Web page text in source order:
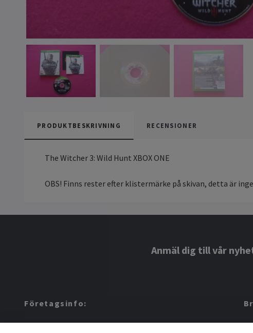
PRODUKTBESKRIVNING RECENSIONER
The Witcher 3: Wild Hunt XBOX ONE
OBS! Finns rester efter klistermärke på skivan, detta är
Anmäl dig till vår
Företagsinfo: